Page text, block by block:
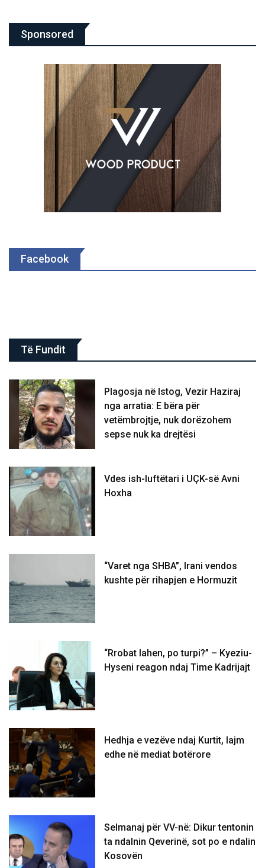
Sponsored
Facebook
Të Fundit
Plagosja në Istog, Vezir Haziraj
nga arratia: E bëra për
vetëmbrojtje, nuk dorëzohem
sepse nuk ka drejtësi
Vdes ish-luftëtari i UÇK-së Avni
Hoxha
“Varet nga SHBA”, Irani vendos
kushte për rihapjen e Hormuzit
“Rrobat lahen, po turpi?” – Kyeziu-
Hyseni reagon ndaj Time Kadrijajt
Hedhja e vezëve ndaj Kurtit, lajm
edhe në mediat botërore
Selmanaj për VV-në: Dikur tentonin
ta ndalnin Qeverinë, sot po e ndalin
Kosovën